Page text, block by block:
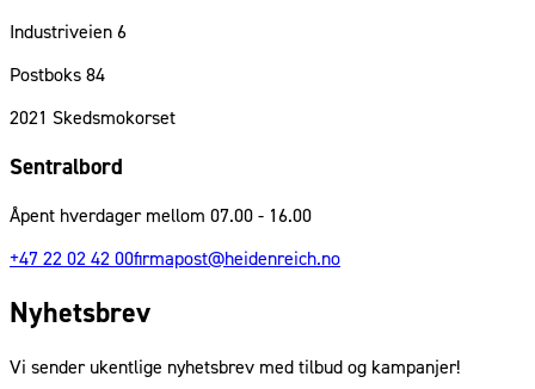
Industriveien 6
Postboks 84
2021 Skedsmokorset
Sentralbord
Åpent hverdager mellom 07.00 - 16.00
+47 22 02 42 00firmapost@heidenreich.no
Nyhetsbrev
Vi sender ukentlige nyhetsbrev med tilbud og kampanjer!